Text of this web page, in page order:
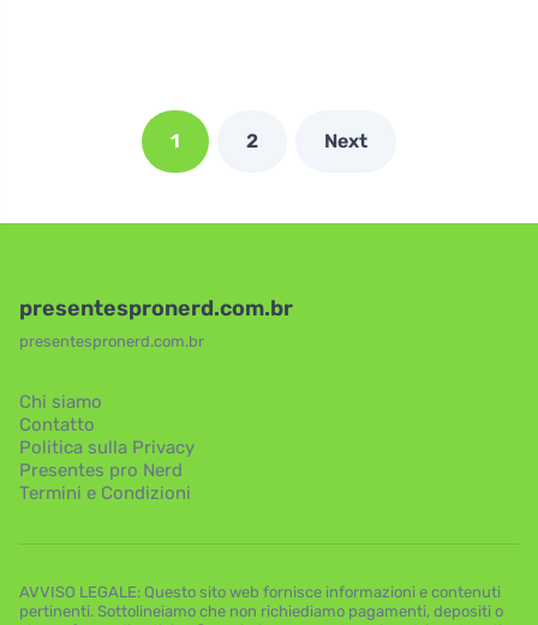
1 2 Next
presentespronerd.com.br
presentespronerd.com.br
Chi siamo
Contatto
Politica sulla Privacy
Presentes pro Nerd
Termini e Condizioni
AVVISO LEGALE: Questo sito web fornisce informazioni e contenuti
pertinenti. Sottolineiamo che non richiediamo pagamenti, depositi o